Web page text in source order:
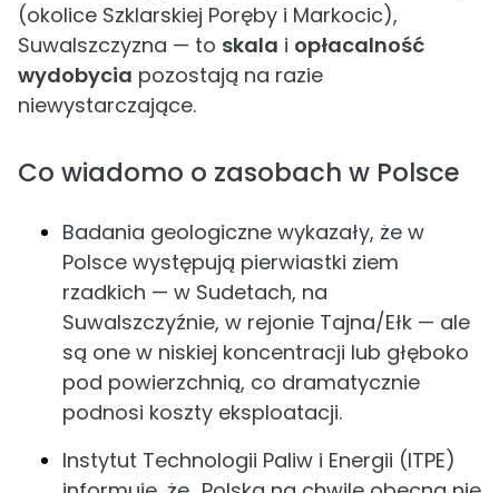
(okolice Szklarskiej Poręby i Markocic),
Suwalszczyzna — to skala i opłacalność
wydobycia pozostają na razie
niewystarczające.
Co wiadomo o zasobach w Polsce
Badania geologiczne wykazały, że w
Polsce występują pierwiastki ziem
rzadkich — w Sudetach, na
Suwalszczyźnie, w rejonie Tajna/Ełk — ale
są one w niskiej koncentracji lub głęboko
pod powierzchnią, co dramatycznie
podnosi koszty eksploatacji.
Instytut Technologii Paliw i Energii (ITPE)